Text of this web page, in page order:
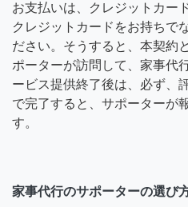
お支払いは、クレジットカー
クレジットカードをお持ちで
ださい。そうすると、本契約
ポーターが訪問して、家事代
ービス提供終了後は、必ず、
で完了すると、サポーターが
す。
家事代行のサポーターの選び